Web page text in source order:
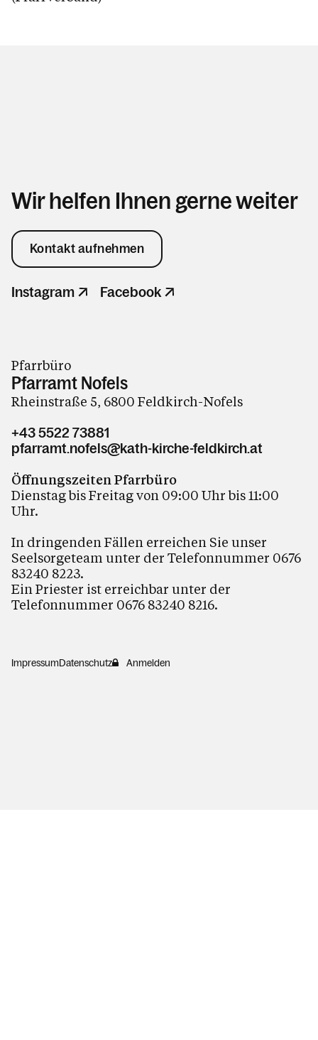
Wir helfen Ihnen gerne weiter
Kontakt aufnehmen
Instagram Facebook
Pfarrbüro
Pfarramt Nofels
Rheinstraße 5, 6800 Feldkirch-Nofels
+43 5522 73881
pfarramt.nofels@kath-kirche-feldkirch.at
Öffnungszeiten Pfarrbüro
Dienstag bis Freitag von 09:00 Uhr bis 11:00
Uhr.
In dringenden Fällen erreichen Sie unser
Seelsorgeteam unter der Telefonnummer 0676
83240 8223.
Ein Priester ist erreichbar unter der
Telefonnummer 0676 83240 8216.
ImpressumDatenschutz Anmelden